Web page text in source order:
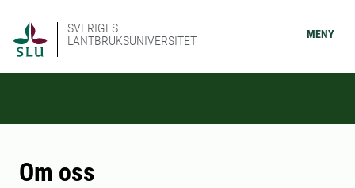
SVERIGES
LANTBRUKSUNIVERSITET
MENY
Om oss